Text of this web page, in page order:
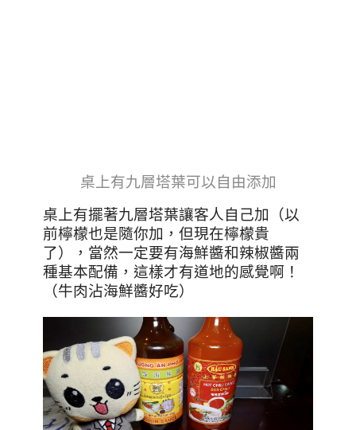
桌上有九層塔葉可以自由添加
桌上有擺著九層塔葉讓客人自己加（以
前檸檬也是隨你加，但現在檸檬貴
了），當然一定要有海鮮醬和辣椒醬兩
種基本配備，這樣才有道地的感覺啊！
（牛肉沾海鮮醬好吃）